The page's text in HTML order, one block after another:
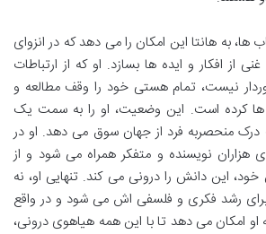
ها، به هانتا این امکان را می دهد که در انزوای
از افکار و ایده ها بسازد. او که از ارتباطات
نیست، تمام هستی خود را وقف مطالعه و
ها کرده است. این وضعیت، او را به سمت یک
منحصربه فرد از جهان سوق می دهد. او در
هزاران نویسنده و متفکر همراه می شود و از
این دانش را درونی می کند. تنهایی او، نه
رشد فکری و فلسفی اش می شود و در واقع
امکان می دهد تا با این همه هیاهوی درونی،